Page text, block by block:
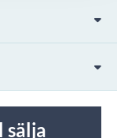
sälja